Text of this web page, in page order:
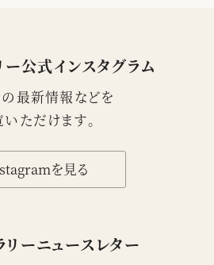
ー公式インスタグラム
最新情報などを
いただけます。
を見る
リーニュースレター